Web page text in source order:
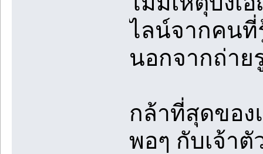
ไลน์จากคนที่
นอกจากถ่าย
กล้าที่สุดของ
พอๆ กับเจ้า